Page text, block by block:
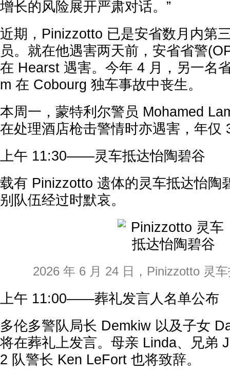
增长的风险展开严肃对话。”
近期，Pinizzotto 已是安省数月内第
员。就在他遇害两天前，安省省警
在 Hearst 遇害。今年 4 月，另一名
m 在 Cobourg 独车事故中丧生。
本周一，蒙特利尔警员 Mohamed
在处理酒店枪击警情时亦遇害，年仅
上午 11:30——灵车抵达怡陶碧谷
载有 Pinizzotto 遗体的灵车抵达怡陶
别队伍经过时默哀。
2026 年 6 月 24 日，Pinizzotto 灵
上午 11:00——葬礼发言人名单公布
多伦多警队局长 Demkiw 以及子女
将在葬礼上发言。母亲 Linda、兄弟
2 队警长 Ken LeFort 也将致辞。